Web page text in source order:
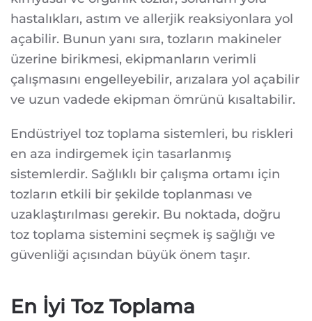
hastalıkları, astım ve allerjik reaksiyonlara yol
açabilir. Bunun yanı sıra, tozların makineler
üzerine birikmesi, ekipmanların verimli
çalışmasını engelleyebilir, arızalara yol açabilir
ve uzun vadede ekipman ömrünü kısaltabilir.
Endüstriyel toz toplama sistemleri, bu riskleri
en aza indirgemek için tasarlanmış
sistemlerdir. Sağlıklı bir çalışma ortamı için
tozların etkili bir şekilde toplanması ve
uzaklaştırılması gerekir. Bu noktada, doğru
toz toplama sistemini seçmek iş sağlığı ve
güvenliği açısından büyük önem taşır.
En İyi Toz Toplama